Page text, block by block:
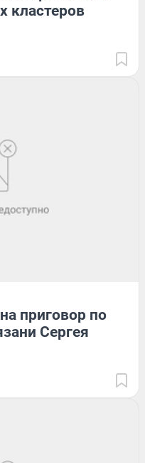
кластеров
приговор по
Сергея